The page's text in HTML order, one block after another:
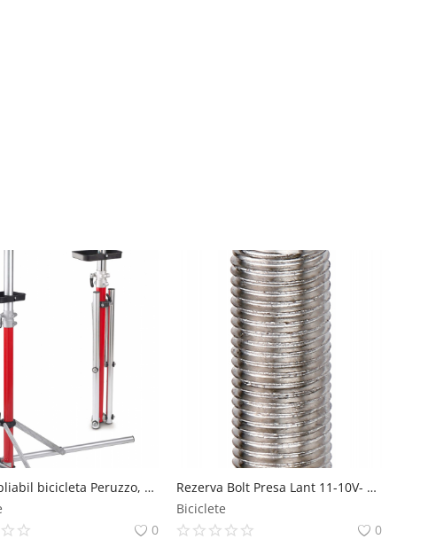
Suport pliabil bicicleta Peruzzo, rotire 360 RMS
0
Rezerva Bolt Presa Lant 11-10V- BMX IceToolz
Biciclete
0